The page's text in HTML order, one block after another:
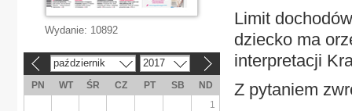
Limit
dziecko ma
interpretacji
Z pytaniem
Wydanie: 10892
październik 2017
PN WT ŚR CZ PT SB
ND
1